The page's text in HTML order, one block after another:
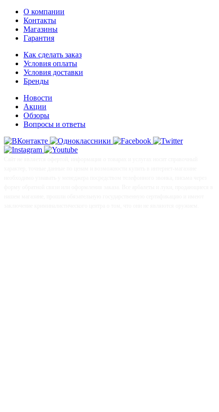
О компании
Контакты
Магазины
Гарантия
Как сделать заказ
Условия оплаты
Условия доставки
Бренды
Новости
Акции
Обзоры
Вопросы и ответы